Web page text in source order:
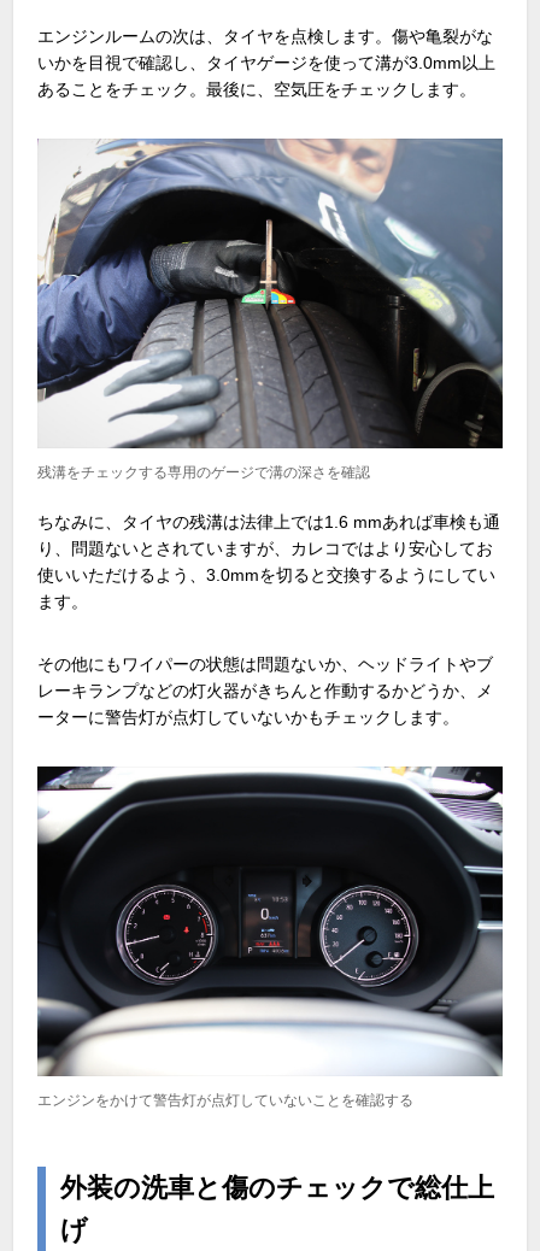
エンジンルームの次は、タイヤを点検します。傷や亀裂がな
いかを目視で確認し、タイヤゲージを使って溝が3.0mm以上
あることをチェック。最後に、空気圧をチェックします。
残溝をチェックする専用のゲージで溝の深さを確認
ちなみに、タイヤの残溝は法律上では1.6 mmあれば車検も通
り、問題ないとされていますが、カレコではより安心してお
使いいただけるよう、3.0mmを切ると交換するようにしてい
ます。
その他にもワイパーの状態は問題ないか、ヘッドライトやブ
レーキランプなどの灯火器がきちんと作動するかどうか、メ
ーターに警告灯が点灯していないかもチェックします。
エンジンをかけて警告灯が点灯していないことを確認する
外装の洗車と傷のチェックで総仕上
げ